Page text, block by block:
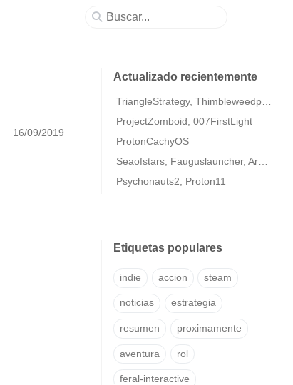
16/09/2019
Actualizado recientemente
ProjectZomboid, 007FirstLight
ProtonCachyOS
Psychonauts2, Proton11
Etiquetas populares
indie accion steam
noticias estrategia
resumen proximamente
aventura rol
feral-interactive